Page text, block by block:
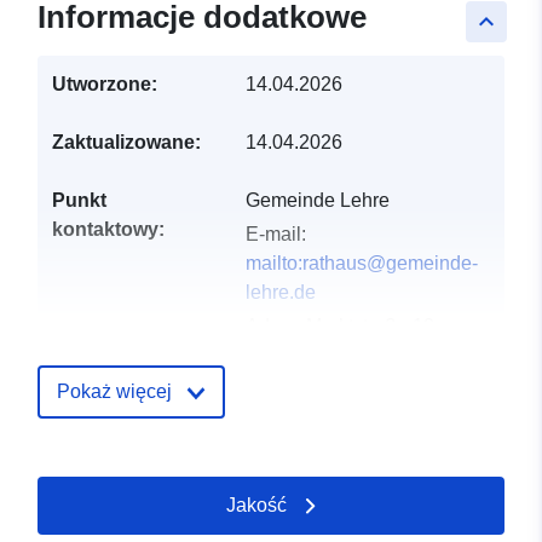
keyboard_arrow_up
Informacje dodatkowe
Utworzone: 14.04.2026
Zaktualizowane: 14.04.2026
Punkt
kontaktowy:
Gemeinde Lehre
E-mail:
mailto:rathaus@gemeinde-
lehre.de
Dodany do data.europa.eu:
Pokaż więcej
Jakość